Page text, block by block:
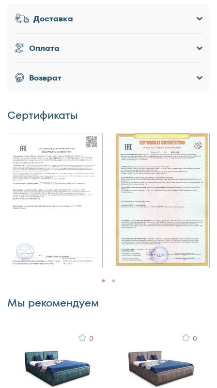
Заголовок
Оценка товара
Достоинства
Недостатки
Я согласен справилами публикации
пользовательского контента
и даю согласие на
Доставка
Оплата
Возврат
Сертификаты
Мы рекомендуем
0 0